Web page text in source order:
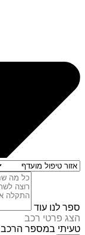
ספר לנו עוד
הצג פרטי רכב
טעיתי במספר הרכב